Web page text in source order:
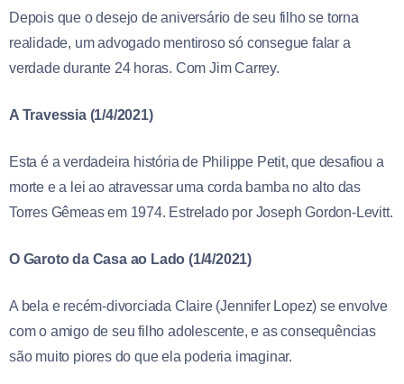
Depois que o desejo de aniversário de seu filho se torna
realidade, um advogado mentiroso só consegue falar a
verdade durante 24 horas. Com Jim Carrey.
A Travessia (1/4/2021)
Esta é a verdadeira história de Philippe Petit, que desafiou a
morte e a lei ao atravessar uma corda bamba no alto das
Torres Gêmeas em 1974. Estrelado por Joseph Gordon-Levitt.
O Garoto da Casa ao Lado (1/4/2021)
A bela e recém-divorciada Claire (Jennifer Lopez) se envolve
com o amigo de seu filho adolescente, e as consequências
são muito piores do que ela poderia imaginar.